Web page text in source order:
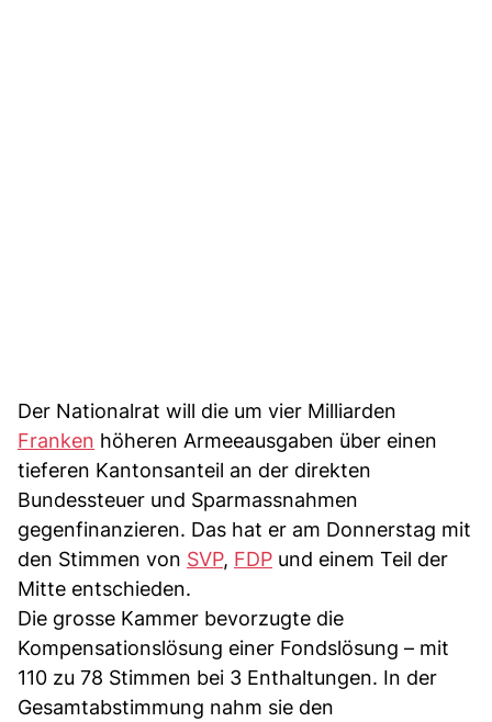
Der Nationalrat will die um vier Milliarden
Franken höheren Armeeausgaben über einen
tieferen Kantonsanteil an der direkten
Bundessteuer und Sparmassnahmen
gegenfinanzieren. Das hat er am Donnerstag mit
den Stimmen von SVP, FDP und einem Teil der
Mitte entschieden.
Die grosse Kammer bevorzugte die
Kompensationslösung einer Fondslösung – mit
110 zu 78 Stimmen bei 3 Enthaltungen. In der
Gesamtabstimmung nahm sie den